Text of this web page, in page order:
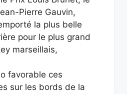
Pierre Gauvin,
la plus belle
pour le plus grand
marseillais,
favorable ces
sur les bords de la